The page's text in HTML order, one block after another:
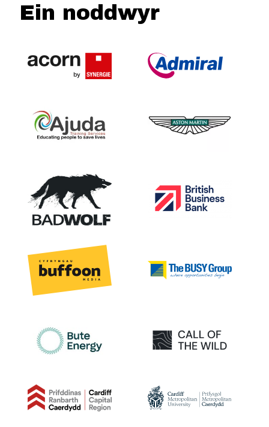
Ein noddwyr